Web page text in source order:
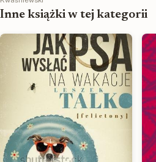
Inne książki w tej kategorii